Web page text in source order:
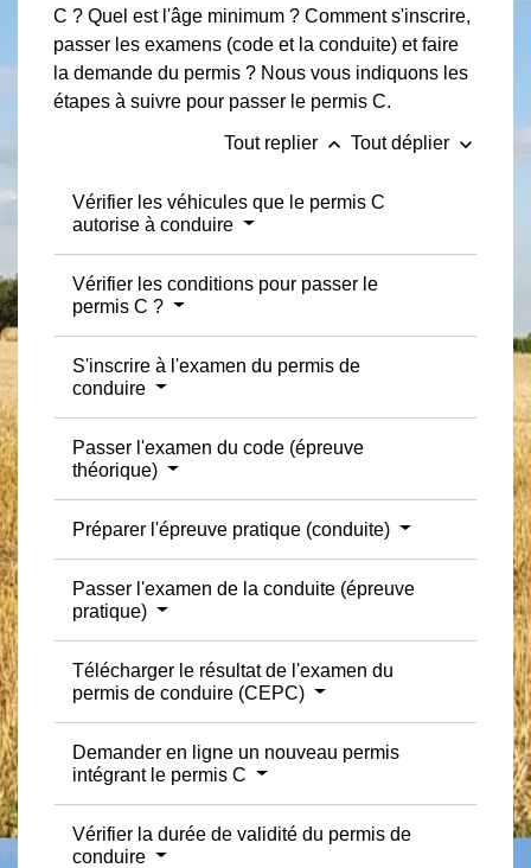
C ? Quel est l'âge minimum ? Comment s'inscrire,
passer les examens (code et la conduite) et faire
la demande du permis ? Nous vous indiquons les
étapes à suivre pour passer le permis C.
Tout replier keyboard_arrow_up Tout déplier keyboard_arrow_down
Vérifier les véhicules que le permis C
autorise à conduire
Vérifier les conditions pour passer le
permis C ?
S'inscrire à l'examen du permis de
conduire
Passer l'examen du code (épreuve
théorique)
Préparer l'épreuve pratique (conduite)
Passer l'examen de la conduite (épreuve
pratique)
Télécharger le résultat de l'examen du
permis de conduire (CEPC)
Demander en ligne un nouveau permis
intégrant le permis C
Vérifier la durée de validité du permis de
conduire